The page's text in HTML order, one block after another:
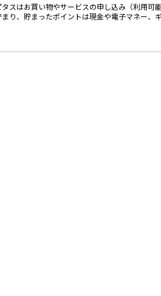
タスはお買い物やサービスの申し込み（利用可
り、貯まったポイントは現金や電子マネー、